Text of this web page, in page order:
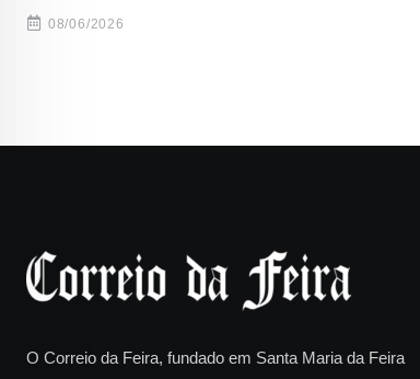
08/06/2026
O Correio da Feira, fundado em Santa Maria da Feira